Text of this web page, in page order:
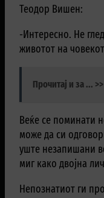
Теодор Вишен:
-Интересно. Не
животот на
Прочитај и за ... >>
Веќе се поминати
може да си
уште незапишани
миг како двојна
Непознатиот ги